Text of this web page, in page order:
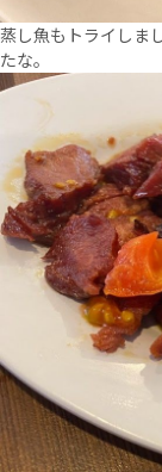
蒸し魚もトライしま
たな。